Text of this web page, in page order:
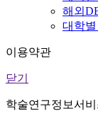
해외
대학
이용약관
닫기
학술연구정보서